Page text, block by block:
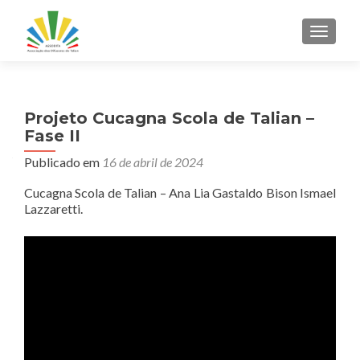
Projeto Cucagna Scola de Talian –
Fase II
Publicado em 16 de abril de 2024
Cucagna Scola de Talian – Ana Lia Gastaldo Bison Ismael
Lazzaretti.